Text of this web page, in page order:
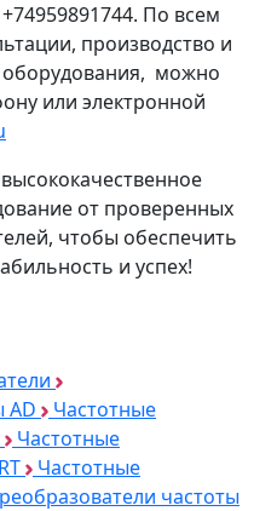
По всем
производство и
можно
или электронной
от проверенных
чтобы обеспечить
и успех!
AD
Частотные
Частотные
Частотные
частоты